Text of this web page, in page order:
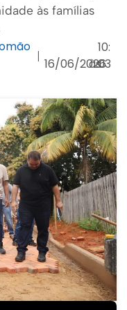
às famílias
|
16/06/2026
às
10:
03